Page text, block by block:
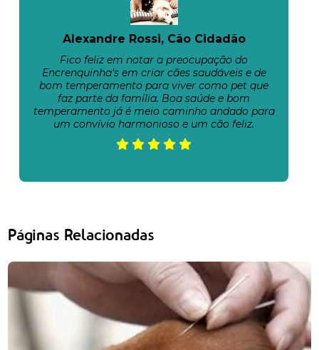
Alexandre Rossi, Cão Cidadão
Fico feliz em notar a preocupação do
Encrenquinha’s em criar cães saudáveis e de
bom temperamento para viver como pet que
faz parte da família. Boa saúde e bom
temperamento já é meio caminho andado para
um convívio harmonioso e um cão feliz.
Páginas Relacionadas